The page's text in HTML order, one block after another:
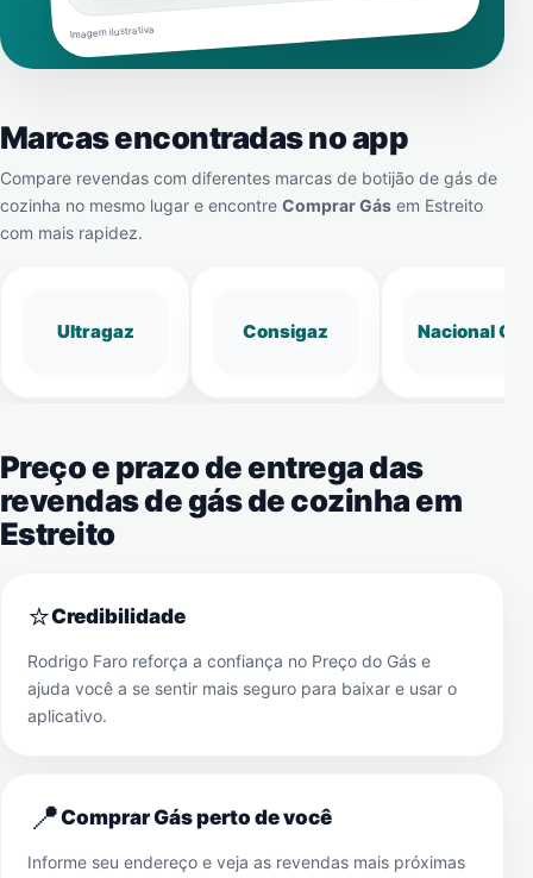
Imagem ilustrativa
Marcas encontradas no app
Compare revendas com diferentes marcas de botijão de gás de
cozinha no mesmo lugar e encontre Comprar Gás em Estreito
com mais rapidez.
Ultragaz Consigaz Nacional Gás
Preço e prazo de entrega das
revendas de gás de cozinha em
Estreito
⭐Credibilidade
Rodrigo Faro reforça a confiança no Preço do Gás e
ajuda você a se sentir mais seguro para baixar e usar o
aplicativo.
📍Comprar Gás perto de você
Informe seu endereço e veja as revendas mais próximas